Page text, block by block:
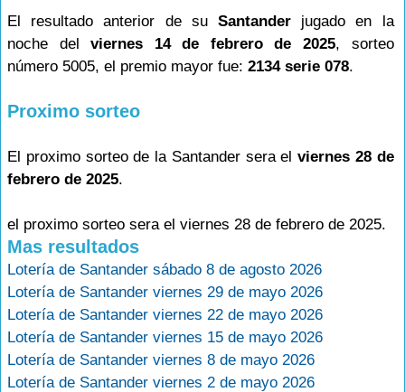
El resultado anterior de su Santander jugado en la
noche delviernes 14 de febrero de 2025, sorteo
número 5005, el premio mayor fue: 2134 serie 078.
Proximo sorteo
El proximo sorteo de la Santander sera elviernes 28 de
febrero de 2025.
el proximo sorteo sera el viernes 28 de febrero de 2025.
Mas resultados
Lotería de Santander sábado 8 de agosto 2026
Lotería de Santander viernes 29 de mayo 2026
Lotería de Santander viernes 22 de mayo 2026
Lotería de Santander viernes 15 de mayo 2026
Lotería de Santander viernes 8 de mayo 2026
Lotería de Santander viernes 2 de mayo 2026